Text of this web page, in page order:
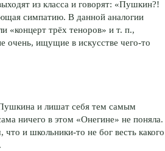
из класса и говорят: «Пушкин?!
симпатию. В данной аналогии
«концерт трёх теноров» и т. п.,
ищущие в искусстве чего-то
и лишат себя тем самым
ничего в этом «Онегине» не поняла.
и школьники-то не бог весть какого